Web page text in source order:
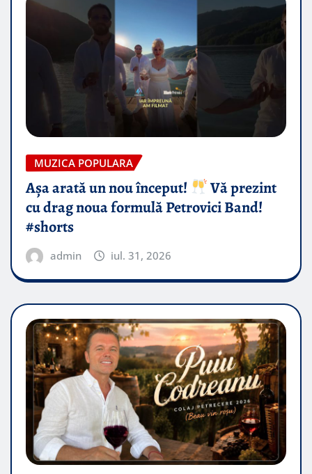
MUZICA POPULARA
Așa arată un nou început!
Vă prezint
cu drag noua formulă Petrovici Band!
#shorts
admin iul. 31, 2026